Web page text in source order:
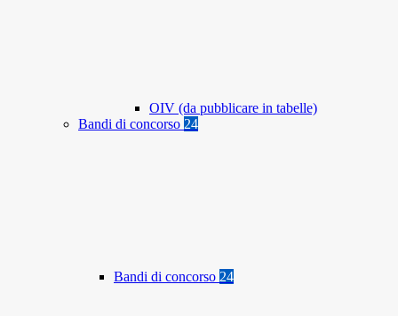
OIV (da pubblicare in tabelle)
Bandi di concorso 24
Bandi di concorso 24